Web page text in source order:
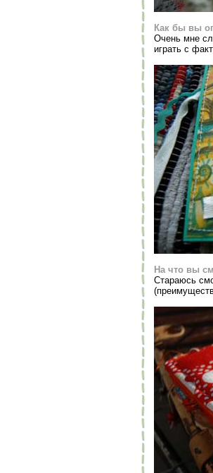
Как бы вы
Очень мне
играть с
На что вы
Стараюсь